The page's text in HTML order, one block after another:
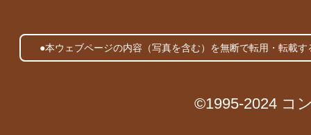
●本ウェブページの内容（写真を含む）を無断で転用・転載
©1995-2024 コ